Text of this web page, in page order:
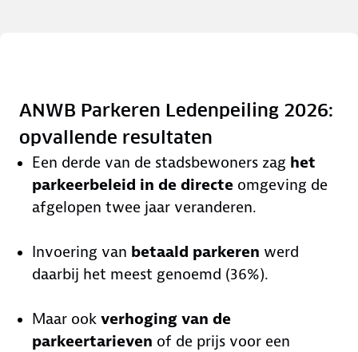
ANWB Parkeren Ledenpeiling 2026:
opvallende resultaten
Een derde van de stadsbewoners zag het
parkeerbeleid in de directe omgeving de
afgelopen twee jaar veranderen.
Invoering van betaald parkeren werd
daarbij het meest genoemd (36%).
Maar ook verhoging van de
parkeertarieven of de prijs voor een